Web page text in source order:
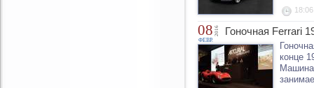
18:06
08
ФЕВР.
2016 Гоночная Ferrari
конце
Машина